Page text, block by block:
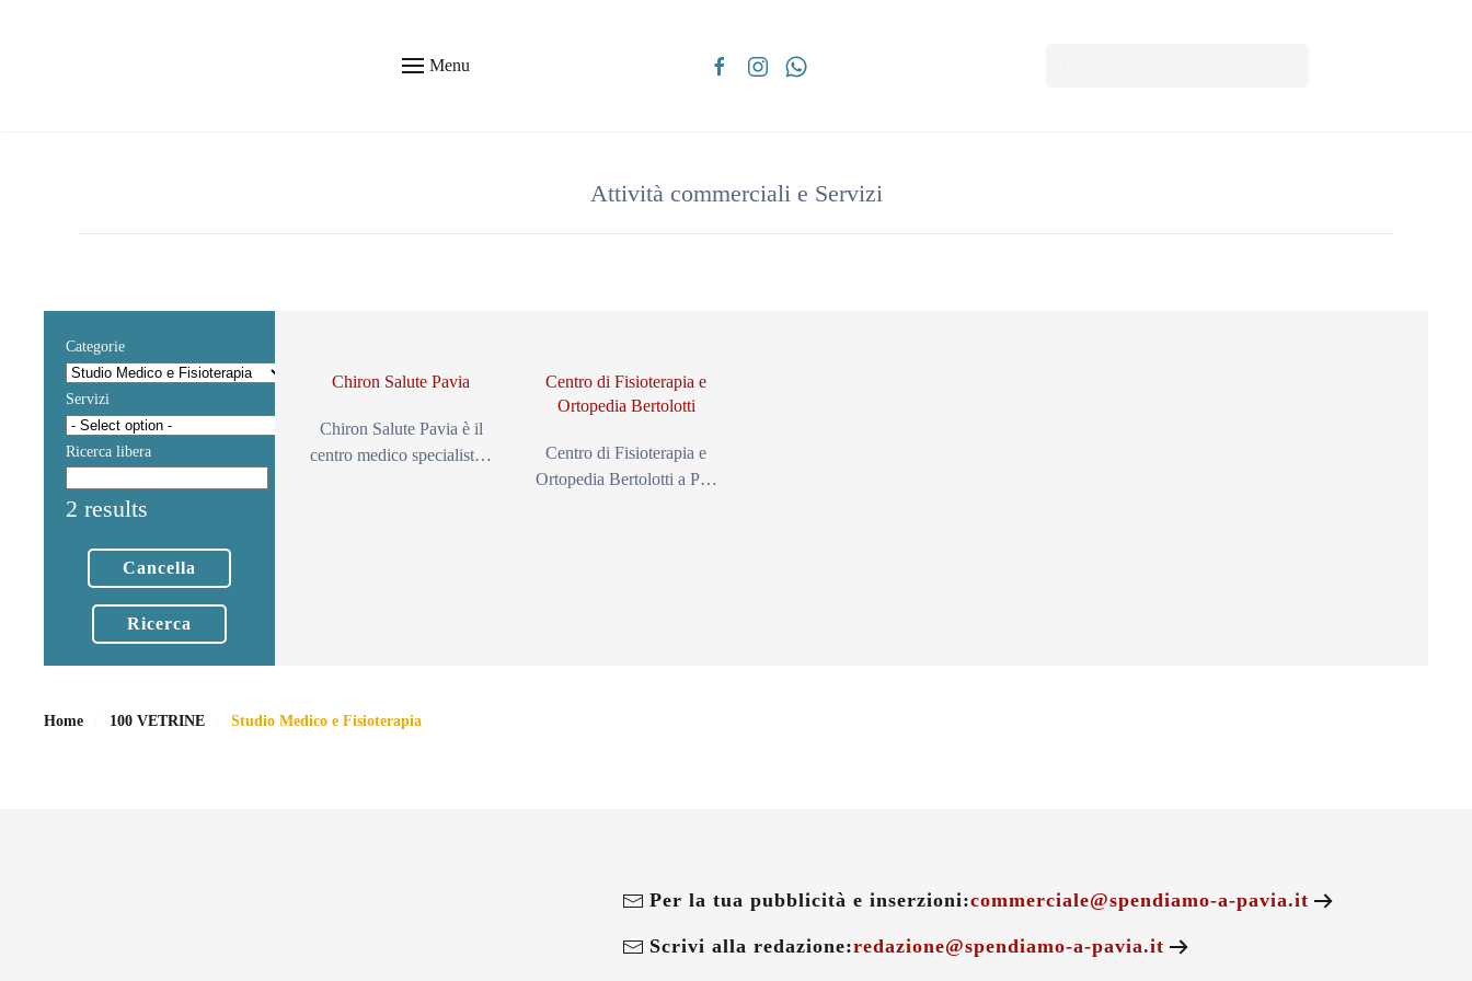
Menu
Attività commerciali e Servizi
Categorie
Servizi
Ricerca libera
2 results
Cancella
Ricerca
Chiron Salute Pavia
Chiron Salute Pavia è il
centro medico specialist…
Centro di Fisioterapia e
Ortopedia Bertolotti
Centro di Fisioterapia e
Ortopedia Bertolotti a P…
Home 100 VETRINE Studio Medico e Fisioterapia
Per la tua pubblicità e inserzioni:commerciale@spendiamo-a-pavia.it
Scrivi alla redazione:redazione@spendiamo-a-pavia.it